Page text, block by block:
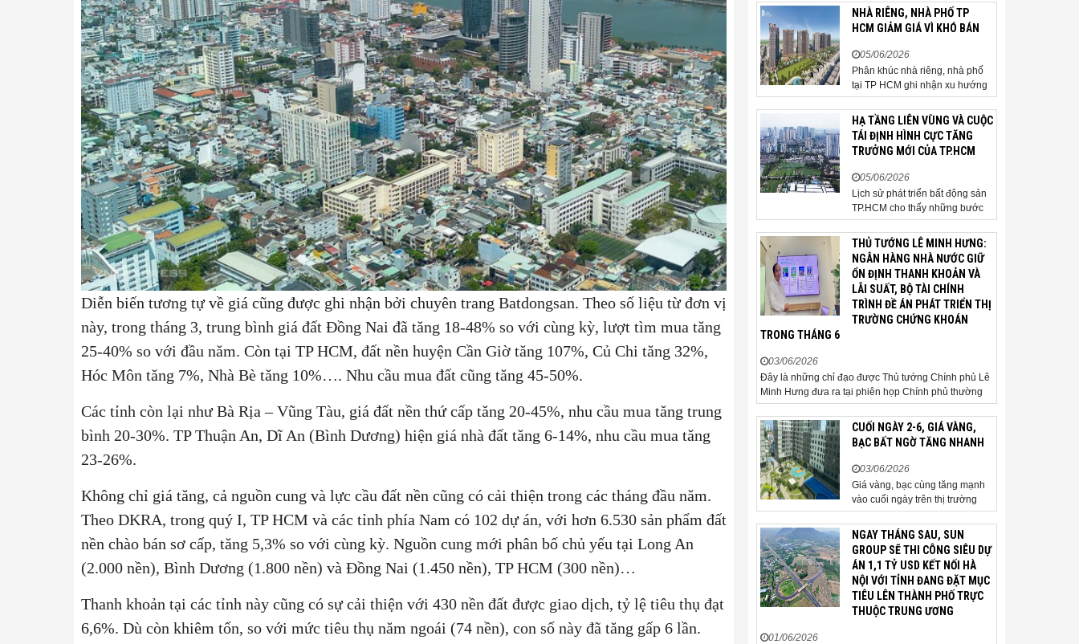
Diễn biến tương tự về giá cũng được ghi nhận bởi chuyên trang Batdongsan. Theo số liệu từ đơn vị
này, trong tháng 3, trung bình giá đất Đồng Nai đã tăng 18-48% so với cùng kỳ, lượt tìm mua tăng
25-40% so với đầu năm. Còn tại TP HCM, đất nền huyện Cần Giờ tăng 107%, Củ Chi tăng 32%,
Hóc Môn tăng 7%, Nhà Bè tăng 10%…. Nhu cầu mua đất cũng tăng 45-50%.
Các tỉnh còn lại như Bà Rịa – Vũng Tàu, giá đất nền thứ cấp tăng 20-45%, nhu cầu mua tăng trung
bình 20-30%. TP Thuận An, Dĩ An (Bình Dương) hiện giá nhà đất tăng 6-14%, nhu cầu mua tăng
23-26%.
Không chỉ giá tăng, cả nguồn cung và lực cầu đất nền cũng có cải thiện trong các tháng đầu năm.
Theo DKRA, trong quý I, TP HCM và các tỉnh phía Nam có 102 dự án, với hơn 6.530 sản phẩm đất
nền chào bán sơ cấp, tăng 5,3% so với cùng kỳ. Nguồn cung mới phân bố chủ yếu tại Long An
(2.000 nền), Bình Dương (1.800 nền) và Đồng Nai (1.450 nền), TP HCM (300 nền)…
Thanh khoản tại các tỉnh này cũng có sự cải thiện với 430 nền đất được giao dịch, tỷ lệ tiêu thụ đạt
6,6%. Dù còn khiêm tốn, so với mức tiêu thụ năm ngoái (74 nền), con số này đã tăng gấp 6 lần.
cứu một phương án hạ tầng mang tính đột phá khi đề
xuất xây dựng tuyến hầm ngầm xuyên qua khu vực
sân...
NHÀ RIÊNG, NHÀ PHỐ TP
HCM GIẢM GIÁ VÌ KHÓ BÁN
05/06/2026
Phân khúc nhà riêng, nhà phố
tại TP HCM ghi nhận xu hướng
giảm giá bán trong bối cảnh
thanh khoản thị trường suy yếu,
người mua thận trọng. Sau hơn
5 tháng rao bán căn nhà trong
hẻm khu vực Bảy Hiền, anh
Minh, một chủ nhà tại TP HCM,
chấp nhận hạ giá...
HẠ TẦNG LIÊN VÙNG VÀ CUỘC
TÁI ĐỊNH HÌNH CỰC TĂNG
TRƯỞNG MỚI CỦA TP.HCM
05/06/2026
Lịch sử phát triển bất động sản
TP.HCM cho thấy những bước
ngoặt của thị trường thường bắt
đầu từ hạ tầng. Khi các tuyến
kết nối liên vùng đồng loạt tăng
tốc, cấu trúc phát triển đô thị
đang dần thay đổi, mở ra những
hành lang tăng trưởng mới và
kéo theo quá...
THỦ TƯỚNG LÊ MINH HƯNG:
NGÂN HÀNG NHÀ NƯỚC GIỮ
ỔN ĐỊNH THANH KHOẢN VÀ
LÃI SUẤT, BỘ TÀI CHÍNH
TRÌNH ĐỀ ÁN PHÁT TRIỂN THỊ
TRƯỜNG CHỨNG KHOÁN
TRONG THÁNG 6
03/06/2026
Đây là những chỉ đạo được Thủ tướng Chính phủ Lê
Minh Hưng đưa ra tại phiên họp Chính phủ thường
kỳ tháng 5 năm 2026. Sáng ngày 3/6, Ủy viên Bộ
Chính trị, Bí thư Đảng ủy Chính phủ, Thủ tướng
Chính phủ Lê Minh Hưng đã chủ trì phiên họp Chính
phủ thường...
CUỐI NGÀY 2-6, GIÁ VÀNG,
BẠC BẤT NGỜ TĂNG NHANH
03/06/2026
Giá vàng, bạc cùng tăng mạnh
vào cuối ngày trên thị trường
quốc tế. Giá vàng thế giới vượt
4.500 USD/ounce. Cuối ngày 2-
6, giá vàng hôm nay trên thị
trường quốc tế được giao dịch ở
mức 4.520 USD/ounce, tăng
khoảng 35 USD/ounce so với
buổi sáng. Trong phiên, có thời
điểm giá vàng...
NGAY THÁNG SAU, SUN
GROUP SẼ THI CÔNG SIÊU DỰ
ÁN 1,1 TỶ USD KẾT NỐI HÀ
NỘI VỚI TỈNH ĐANG ĐẶT MỤC
TIÊU LÊN THÀNH PHỐ TRỰC
THUỘC TRUNG ƯƠNG
01/06/2026
ĐĂNG KÝ TƯ VẤN MIỄN PHÍ
HOÀN THÀNH
Đăng ký tư vấn trực tiếp 24/7: 0835182528 -
0819151818